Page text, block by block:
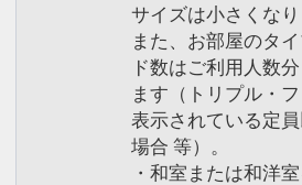
サイズは小さくなり
また、お部屋のタ
ド数はご利用人数
ます（トリプル・
表示されている定
場合 等）。
・和室または和洋